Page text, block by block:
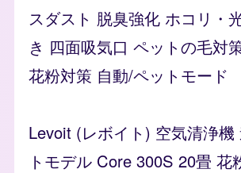
スダスト 脱臭強化 ホコリ・
き 四面吸気口 ペットの毛対
花粉対策 自動/ペットモード
Levoit (レボイト) 空気清浄機
トモデル Core 300S 20畳 花